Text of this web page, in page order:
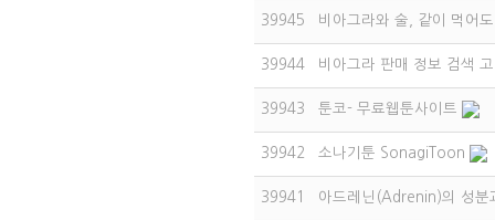
39945 비아그라와 술, 같이 먹어
39944 비아그라 판매 정보 검색
39943 툰코- 무료웹툰사이트
39942 소나기툰 SonagiToon
39941 아드레닌(Adrenin)의 성분